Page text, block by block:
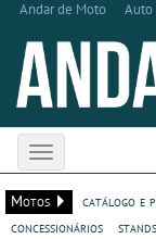
Andar de Moto Auto
Toggle
navigation
Motos
catálogo e
concessionários